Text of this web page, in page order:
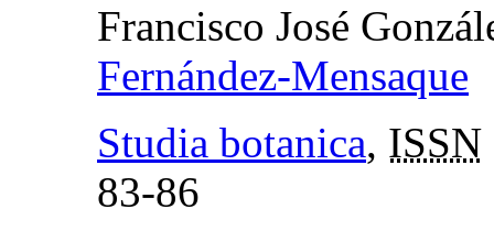
Francisco José
Fernández-Mensaque
Studia botanica, ISSN
83-86